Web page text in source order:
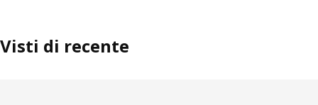
Visti di recente